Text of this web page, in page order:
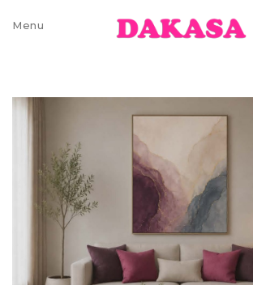
Sobre nós
Contatos e moradas
Pagamentos e Envios
Trocas e Devoluções